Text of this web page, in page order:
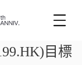
目標